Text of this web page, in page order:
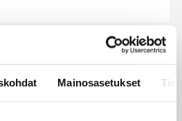
Mainosasetukset
drooni lähellä Romanian
ykkönen